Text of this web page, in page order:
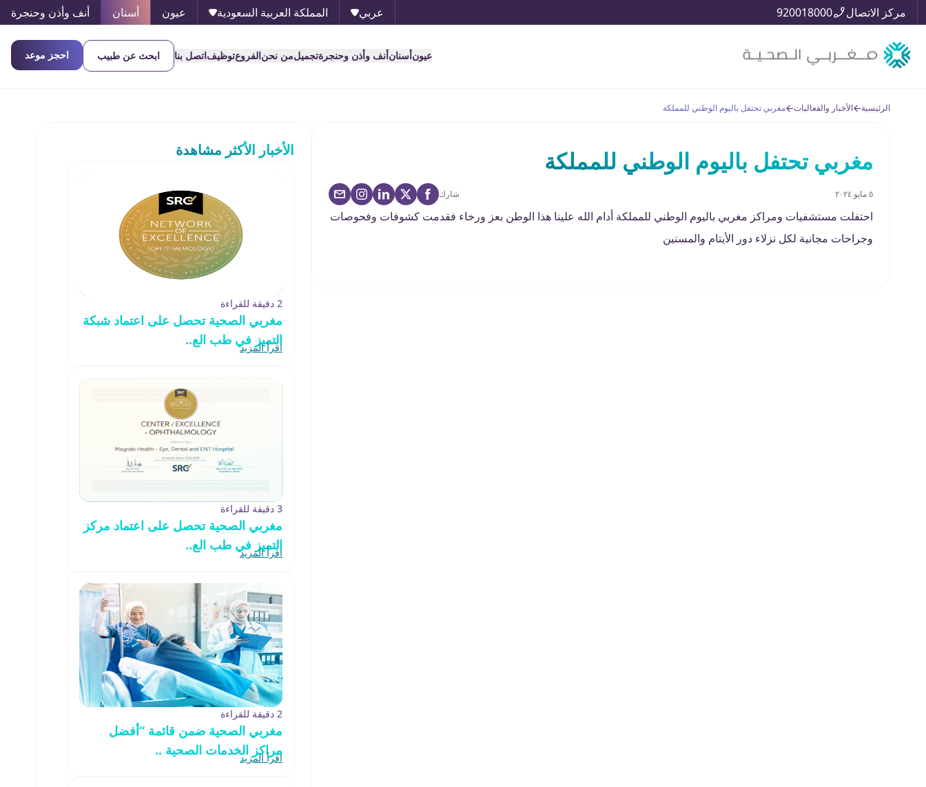
مركز الاتصال 920018000 عربي المملكة العربية السعودية عيون أسنان أنف وأذن وحنجرة
عيونأسنانأنف وأذن وحنجرةتجميلمن نحنالفروعتوظيفاتصل بنا ابحث عن طبيب احجز موعد
الرئيسية الأخبار والفعاليات مغربي تحتفل باليوم الوطني للمملكة
مغربي تحتفل باليوم الوطني للمملكة
٥ مايو ٢٠٢٤ شارك
احتفلت مستشفيات ومراكز مغربي باليوم الوطني للمملكة أدام الله علينا هذا الوطن بعز ورخاء فقدمت كشوفات وفحوصات
وجراحات مجانية لكل نزلاء دور الأيتام والمسنين
الأخبار الأكثر مشاهدة
2 دقيقة للقراءة
مغربي الصحية تحصل على اعتماد شبكة
التميز في طب الع..
اقرأ المزيد
3 دقيقة للقراءة
مغربي الصحية تحصل على اعتماد مركز
التميز في طب الع..
اقرأ المزيد
2 دقيقة للقراءة
مغربي الصحية ضمن قائمة “أفضل
مراكز الخدمات الصحية ..
اقرأ المزيد